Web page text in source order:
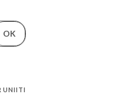
OK
UNIITI